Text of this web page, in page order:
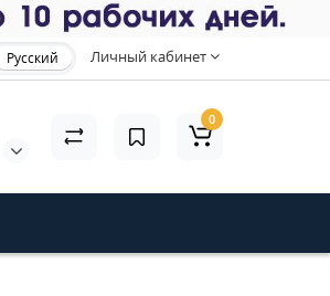
Личный кабинет
Русский
0